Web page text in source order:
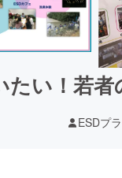
たい！若
ESDプ